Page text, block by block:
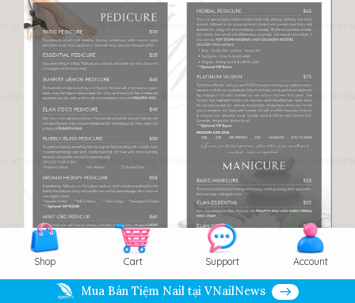
Shop Cart Support Account
Mua Bán Tiệm Nail tại VNailNews